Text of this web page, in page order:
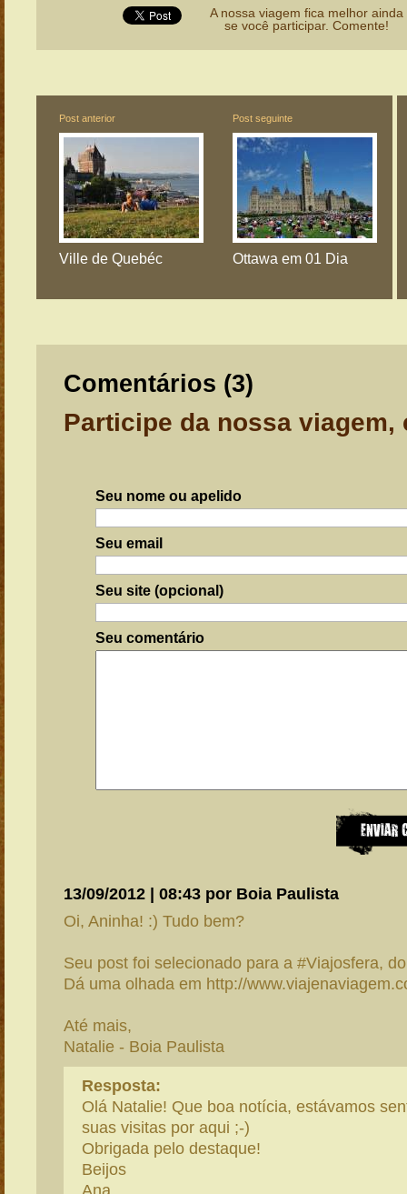
A nossa viagem fica melhor ainda
se você participar. Comente!
Post anterior
Ville de Quebéc
Post seguinte
Ottawa em 01 Dia
Comentários (3)
Participe da nossa viagem,
Seu nome ou apelido
Seu email
Seu site (opcional)
Seu comentário
13/09/2012 | 08:43 por Boia Paulista
Oi, Aninha! :) Tudo bem?
Seu post foi selecionado para a #Viajosfera,
Dá uma olhada em http://
Até mais,
Natalie - Boia Paulista
Resposta:
Olá Natalie! Que boa notícia, estávamos
suas visitas por aqui ;-)
Obrigada pelo destaque!
Beijos
Ana